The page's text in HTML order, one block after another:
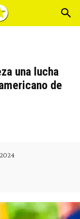
una lucha
de